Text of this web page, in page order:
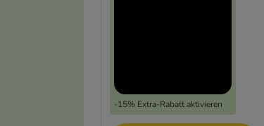
-15% Extra-Rabatt aktivieren